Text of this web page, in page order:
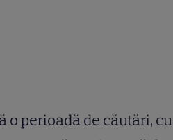
o perioadă de căutări,